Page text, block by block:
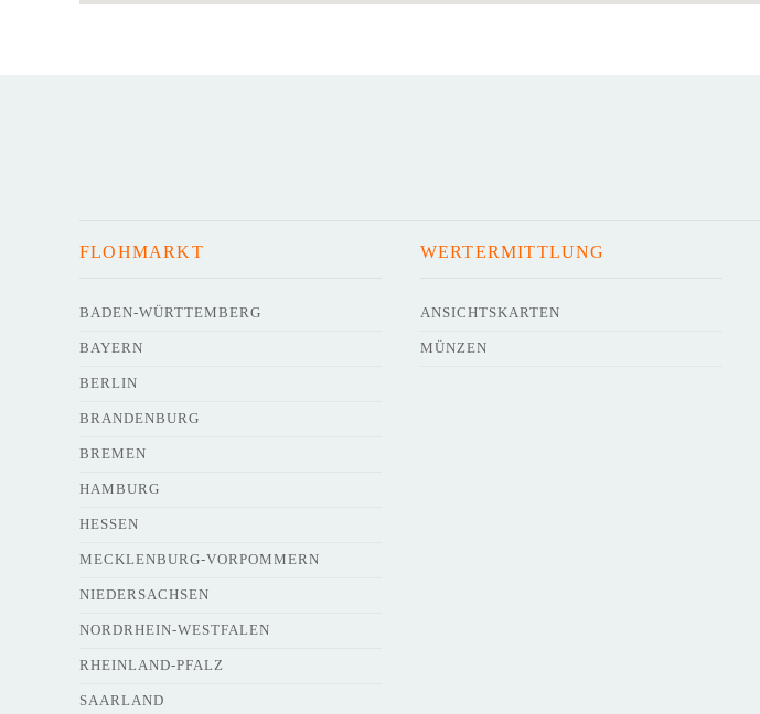
FLOHMARKT
BADEN-WÜRTTEMBERG
BAYERN
BERLIN
BRANDENBURG
BREMEN
HAMBURG
HESSEN
MECKLENBURG-VORPOMMERN
NIEDERSACHSEN
NORDRHEIN-WESTFALEN
RHEINLAND-PFALZ
SAARLAND
WERTERMITTLUNG
ANSICHTSKARTEN
MÜNZEN